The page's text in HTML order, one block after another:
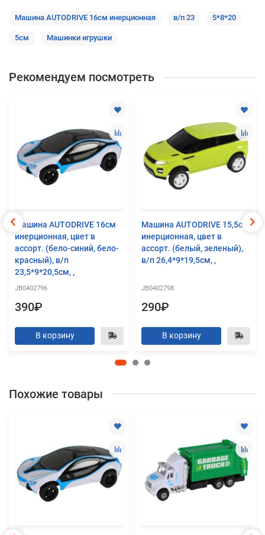
Машина AUTODRIVE 16см инерционная в/п 23 5*8*20
5см Машинки игрушки
Рекомендуем посмотреть
Машина AUTODRIVE 16см
инерционная, цвет в
ассорт. (бело-синий, бело-
красный), в/п
23,5*9*20,5см, ,
JB0402796
390₽
В корзину
Машина AUTODRIVE 15,5см
инерционная, цвет в
ассорт. (белый, зеленый),
в/п 26,4*9*19,5см, ,
JB0402798
290₽
В корзину
Похожие товары